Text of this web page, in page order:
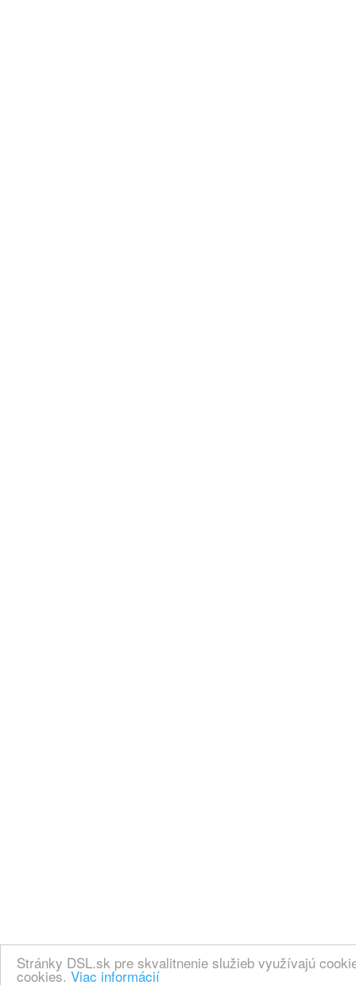
Stránky DSL.sk pre skvalitnenie služieb využívajú
cookies. Viac informácií